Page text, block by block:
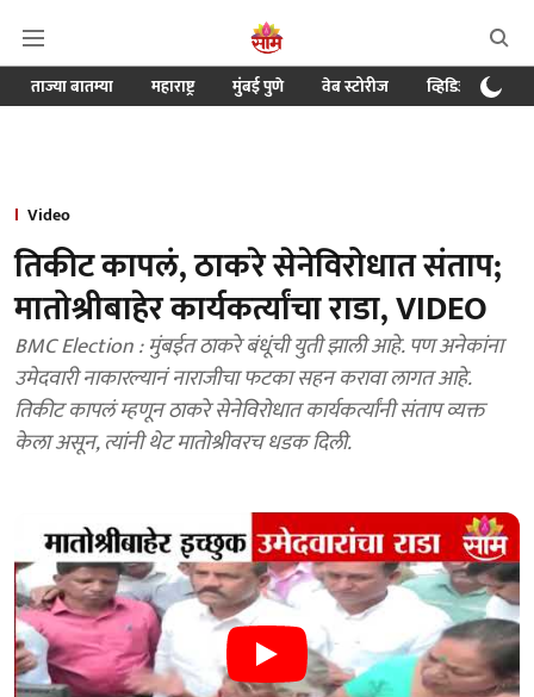
ताज्या बातम्या महाराष्ट्र मुंबई पुणे वेब स्टोरीज व्हिडिओ
Video
तिकीट कापलं, ठाकरे सेनेविरोधात संताप;
मातोश्रीबाहेर कार्यकर्त्यांचा राडा, VIDEO
BMC Election : मुंबईत ठाकरे बंधूंची युती झाली आहे. पण अनेकांना
उमेदवारी नाकारल्यानं नाराजीचा फटका सहन करावा लागत आहे.
तिकीट कापलं म्हणून ठाकरे सेनेविरोधात कार्यकर्त्यांनी संताप व्यक्त
केला असून, त्यांनी थेट मातोश्रीवरच धडक दिली.